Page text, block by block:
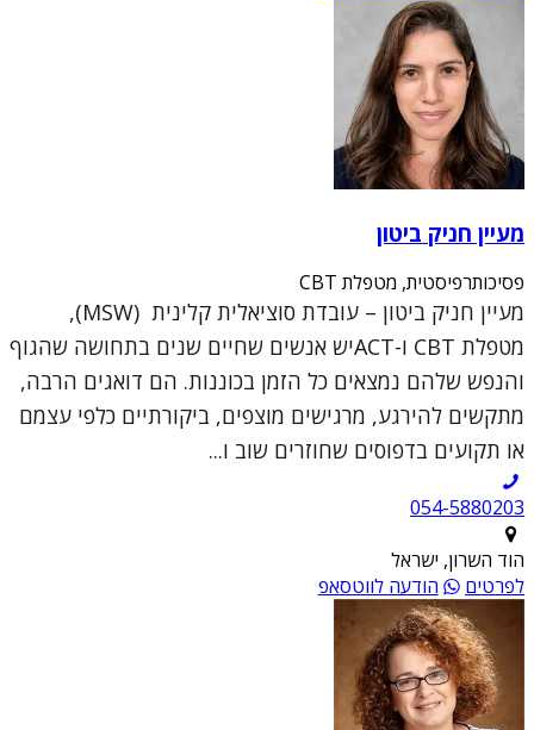
מעיין חניק ביטון
פסיכותרפיסטית, מטפלת CBT
מעיין חניק ביטון – עובדת סוציאלית קלינית (MSW),
מטפלת CBT ו-ACTיש אנשים שחיים שנים בתחושה שהגוף
והנפש שלהם נמצאים כל הזמן בכוננות. הם דואגים הרבה,
מתקשים להירגע, מרגישים מוצפים, ביקורתיים כלפי עצמם
או תקועים בדפוסים שחוזרים שוב ו...
054-5880203
הוד השרון, ישראל
לפרטים
הודעה לווטסאפ